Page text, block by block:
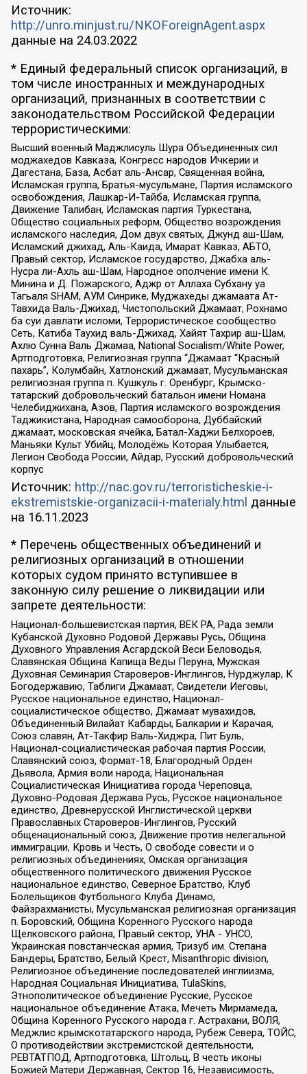
Источник:
http://unro.minjust.ru/NKOForeignAgent.aspx
данные на 24.03.2022
* Единый федеральный список организаций, в
том числе иностранных и международных
организаций, признанных в соответствии с
законодательством Российской Федерации
террористическими:
Высший военный Маджлисуль Шура Объединенных сил
моджахедов Кавказа, Конгресс народов Ичкерии и
Дагестана, База, Асбат аль-Ансар, Священная война,
Исламская группа, Братья-мусульмане, Партия исламского
освобождения, Лашкар-И-Тайба, Исламская группа,
Движение Талибан, Исламская партия Туркестана,
Общество социальных реформ, Общество возрождения
исламского наследия, Дом двух святых, Джунд аш-Шам,
Исламский джихад, Аль-Каида, Имарат Кавказ, АБТО,
Правый сектор, Исламское государство, Джабха аль-
Нусра ли-Ахль аш-Шам, Народное ополчение имени К.
Минина и Д. Пожарского, Аджр от Аллаха Субхану уа
Тагьаля SHAM, АУМ Синрике, Муджахеды джамаата Ат-
Тавхида Валь-Джихад, Чистопольский Джамаат, Рохнамо
ба суи давлати исломи, Террористическое сообщество
Сеть, Катиба Таухид валь-Джихад, Хайят Тахрир аш-Шам,
Ахлю Сунна Валь Джамаа, National Socialism/White Power,
Артподготовка, Религиозная группа “Джамаат “Красный
пахарь”, Колумбайн, Хатлонский джамаат, Мусульманская
религиозная группа п. Кушкуль г. Оренбург, Крымско-
татарский добровольческий батальон имени Номана
Челебиджихана, Азов, Партия исламского возрождения
Таджикистана, Народная самооборона, Дуббайский
джамаат, московская ячейка, Батал-Хаджи Белхороев,
Маньяки Культ Убийц, Молодёжь Которая Улыбается,
Легион Свобода России, Айдар, Русский добровольческий
корпус
Источник: http://nac.gov.ru/terroristicheskie-i-
ekstremistskie-organizacii-i-materialy.html данные
на 16.11.2023
* Перечень общественных объединений и
религиозных организаций в отношении
которых судом принято вступившее в
законную силу решение о ликвидации или
запрете деятельности:
Национал-большевистская партия, ВЕК РА, Рада земли
Кубанской Духовно Родовой Державы Русь, Община
Духовного Управления Асгардской Веси Беловодья,
Славянская Община Капища Веды Перуна, Мужская
Духовная Семинария Староверов-Инглингов, Нурджулар, К
Богодержавию, Таблиги Джамаат, Свидетели Иеговы,
Русское национальное единство, Национал-
социалистическое общество, Джамаат мувахидов,
Объединенный Вилайат Кабарды, Балкарии и Карачая,
Союз славян, Ат-Такфир Валь-Хиджра, Пит Буль,
Национал-социалистическая рабочая партия России,
Славянский союз, Формат-18, Благородный Орден
Дьявола, Армия воли народа, Национальная
Социалистическая Инициатива города Череповца,
Духовно-Родовая Держава Русь, Русское национальное
единство, Древнерусской Инглистической церкви
Православных Староверов-Инглингов, Русский
общенациональный союз, Движение против нелегальной
иммиграции, Кровь и Честь, О свободе совести и о
религиозных объединениях, Омская организация
общественного политического движения Русское
национальное единство, Северное Братство, Клуб
Болельщиков Футбольного Клуба Динамо,
Файзрахманисты, Мусульманская религиозная организация
п. Боровский, Община Коренного Русского народа
Щелковского района, Правый сектор, УНА - УНСО,
Украинская повстанческая армия, Тризуб им. Степана
Бандеры, Братство, Белый Крест, Misanthropic division,
Религиозное объединение последователей инглиизма,
Народная Социальная Инициатива, TulaSkins,
Этнополитическое объединение Русские, Русское
национальное объединение Атака, Мечеть Мирмамеда,
Община Коренного Русского народа г. Астрахани, ВОЛЯ,
Меджлис крымскотатарского народа, Рубеж Севера, ТОЙС,
О противодействии экстремистской деятельности,
РЕВТАТПОД, Артподготовка, Штольц, В честь иконы
Божией Матери Державная, Сектор 16, Независимость,